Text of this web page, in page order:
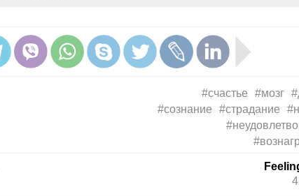
эти странствия Гаутамы положили начало
за свою многовековую историю буддизм
на разнообразные потоки и ручейки, и
маркетинговых и теологических
довольно сложно разглядеть идеи
то сам будущий Будда говорил, в общем,
на современный язык, человеческая
нет, и поэтому в конечном итоге всегда
#счастье #мозг
#сознание
#страдание